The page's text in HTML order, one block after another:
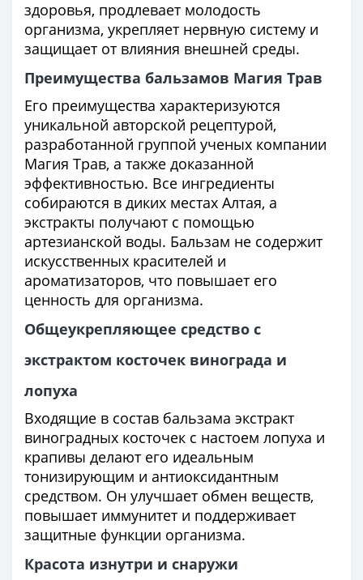
здоровья, продлевает молодость
организма, укрепляет нервную систему и
защищает от влияния внешней среды.
Преимущества бальзамов Магия Трав
Его преимущества характеризуются
уникальной авторской рецептурой,
разработанной группой ученых компании
Магия Трав, а также доказанной
эффективностью. Все ингредиенты
собираются в диких местах Алтая, а
экстракты получают с помощью
артезианской воды. Бальзам не содержит
искусственных красителей и
ароматизаторов, что повышает его
ценность для организма.
Общеукрепляющее средство с
экстрактом косточек винограда и
лопуха
Входящие в состав бальзама экстракт
виноградных косточек с настоем лопуха и
крапивы делают его идеальным
тонизирующим и антиоксидантным
средством. Он улучшает обмен веществ,
повышает иммунитет и поддерживает
защитные функции организма.
Красота изнутри и снаружи